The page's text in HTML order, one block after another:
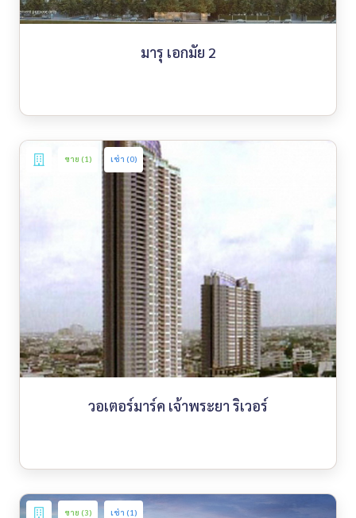
มารุ เอกมัย 2
ขาย (1) เช่า (0)
วอเตอร์มาร์ค เจ้าพระยา ริเวอร์
ขาย (3) เช่า (1)